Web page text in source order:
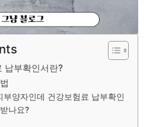
납부확인서란?
부양자인데 건강보험료 납부확인
나요?